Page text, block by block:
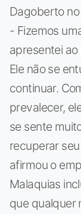
Dagoberto
- Fizemos
apresentei
Ele não se
continuar.
prevalecer,
se sente
recuperar
afirmou o
Malaquias
que qualquer